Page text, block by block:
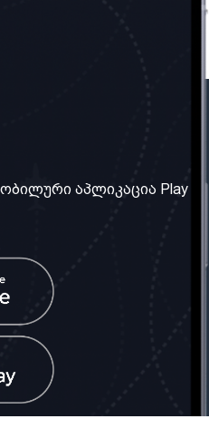
წესები და პირობები
კითხვები
სოციალური ქსელი
აპლიკაცია Play